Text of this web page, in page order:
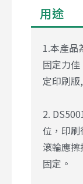
用途
1.本產品
固定力
定印刷版
2.
位，印
滾輪應
固定。